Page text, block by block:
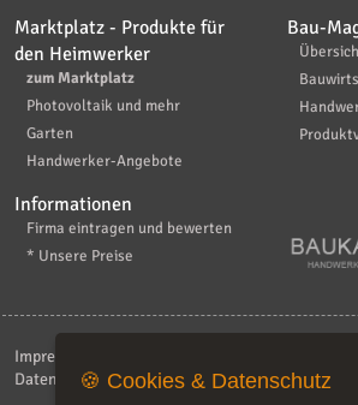
Marktplatz - Produkte für
den Heimwerker
zum Marktplatz
Photovoltaik und mehr
Garten
Handwerker-Angebote
Bau-
Informationen
Firma eintragen und bewerten
* Unsere Preise
Impressum
Datenschutzerklärung| FAQ
🍪 Cookies & Datenschutz